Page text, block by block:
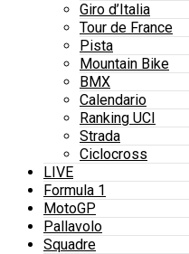
Giro d’Italia
Tour de France
Pista
Mountain Bike
BMX
Calendario
Ranking UCI
Strada
Ciclocross
LIVE
Formula 1
MotoGP
Pallavolo
Squadre